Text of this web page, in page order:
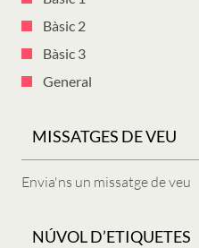
Bàsic 2
Bàsic 3
General
MISSATGES DE VEU
Envia'ns un missatge de veu
NÚVOL D’ETIQUETES